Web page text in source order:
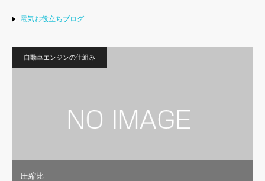
電気お役立ちブログ
自動車エンジンの仕組み
圧縮比